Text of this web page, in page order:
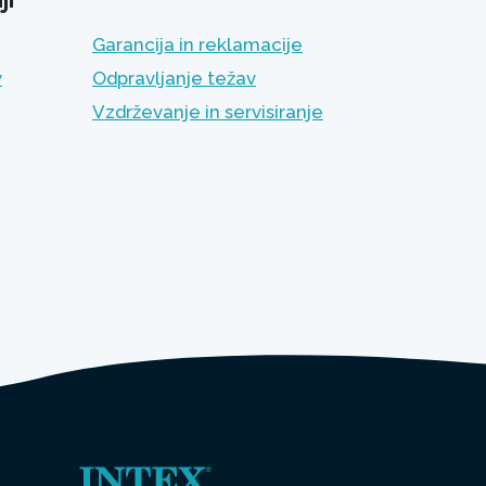
Garancija in reklamacije
Odpravljanje težav
Vzdrževanje in servisiranje